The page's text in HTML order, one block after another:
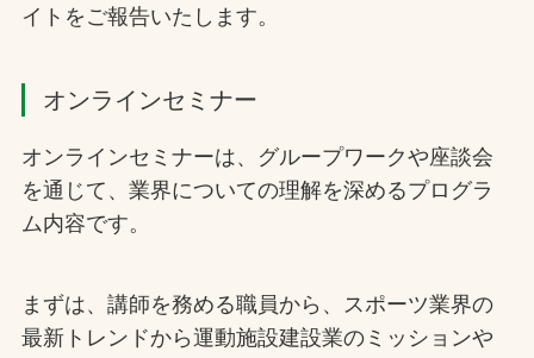
ソーシャルメディアポリシー
文字の見えづらさや操作にお困りの方へ
イトをご報告いたします。
オンラインセミナー
オンラインセミナーは、グループワークや座談会
を通じて、業界についての理解を深めるプログラ
ム内容です。
まずは、講師を務める職員から、スポーツ業界の
最新トレンドから運動施設建設業のミッションや